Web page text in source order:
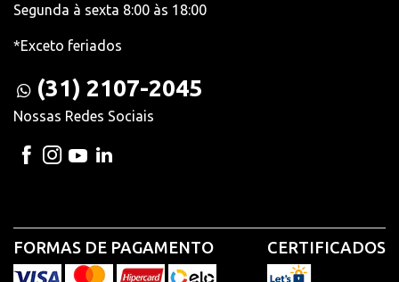
Segunda à sexta 8:00 às 18:00
*Exceto feriados
(31) 2107-2045
Nossas Redes Sociais
FORMAS DE PAGAMENTO CERTIFICADOS